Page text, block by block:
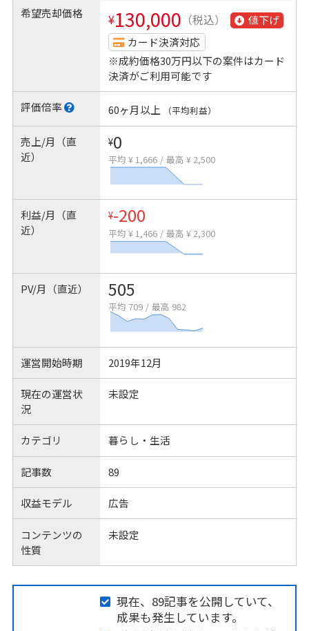
希望売却価格 ¥130,000 （税込）
値下げ
カード決済対応
※成約価格30万円以下の案件はカード
決済がご利用可能です
評価倍率 60ヶ月以上 （平均利益）
売上/月（直
近）
¥0
平均 ¥ 1,666 / 最高 ¥ 2,500
利益/月（直
近）
¥-200
平均 ¥ 1,466 / 最高 ¥ 2,300
PV/月（直近） 505
平均 709 / 最高 982
運営開始時期 2019年12月
現在の運営状
況
未設定
カテゴリ 暮らし・生活
記事数 89
収益モデル 広告
コンテンツの
性質
未設定
現在、89記事を公開していて、
成果も発生しています。